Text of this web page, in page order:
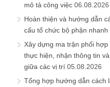
mô tả công việc 06.08.2026
Hoàn thiện và hướng dẫn
cấu tổ chức bộ phận nhanh
Xây dựng ma trận phối hợp
thực hiện, nhận thông tin
giữa các vị trí 05.08.2026
Tổng hợp hướng dẫn cách